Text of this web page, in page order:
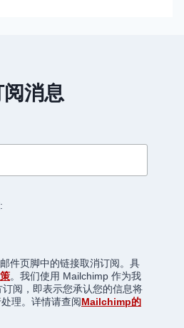
消息
件页脚中的链接取消订阅。具
。我们使用 Mailchimp 作为我
阅，即表示您承认您的信息将
理。详情请查阅Mailchimp的